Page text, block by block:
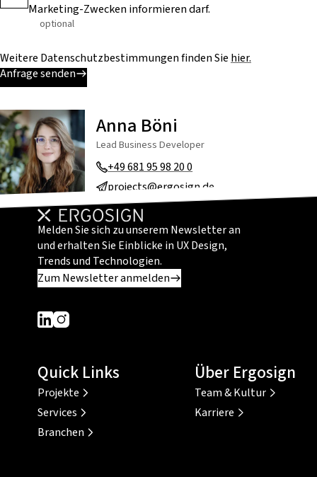
Marketing-Zwecken informieren darf.
optional
Weitere Datenschutzbestimmungen finden Sie hier.
Anfrage senden
Anna Böni
Lead Business Developer
+49 681 95 98 20 0
projects@ergosign.de
Melden Sie sich zu unserem Newsletter an
und erhalten Sie Einblicke in UX Design,
Trends und Technologien.
Zum Newsletter anmelden
Dieser Link führt zu einer externen Seite
Dieser Link führt zu einer externen Seite
Quick Links
Projekte
Services
Branchen
Über Ergosign
Team & Kultur
Karriere